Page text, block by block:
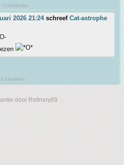
CoinMeister
2026 21:24schreef Cat-astrophe
hilijalleen
door Refinery89